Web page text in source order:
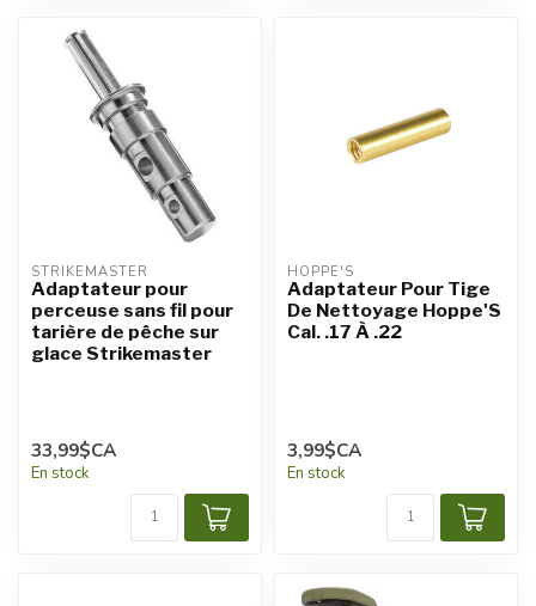
STRIKEMASTER
Adaptateur pour
perceuse sans fil pour
tarière de pêche sur
glace Strikemaster
33,99$CA
En stock
HOPPE'S
Adaptateur Pour Tige
De Nettoyage Hoppe'S
Cal. .17 À .22
3,99$CA
En stock